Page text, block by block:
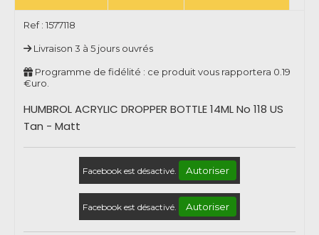
Ref : 1577118
Livraison 3 à 5 jours ouvrés
Programme de fidélité : ce produit vous rapportera 0.19
€uro.
HUMBROL ACRYLIC DROPPER BOTTLE 14ML No 118 US
Tan - Matt
Facebook est désactivé. Autoriser
Facebook est désactivé. Autoriser